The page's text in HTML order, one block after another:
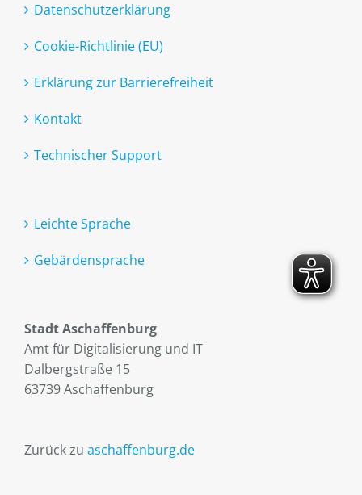
Datenschutzerklärung
Cookie-Richtlinie (EU)
Erklärung zur Barrierefreiheit
Kontakt
Technischer Support
Leichte Sprache
Gebärdensprache
Stadt Aschaffenburg
Amt für Digitalisierung und IT
Dalbergstraße 15
63739 Aschaffenburg
Zurück zu aschaffenburg.de